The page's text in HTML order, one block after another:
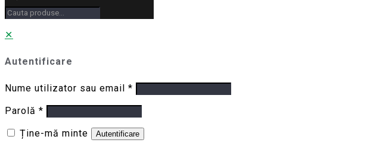
✕
Autentificare
Nume utilizator sau email *
Parolă *
Ține-mă minte
Autentificare